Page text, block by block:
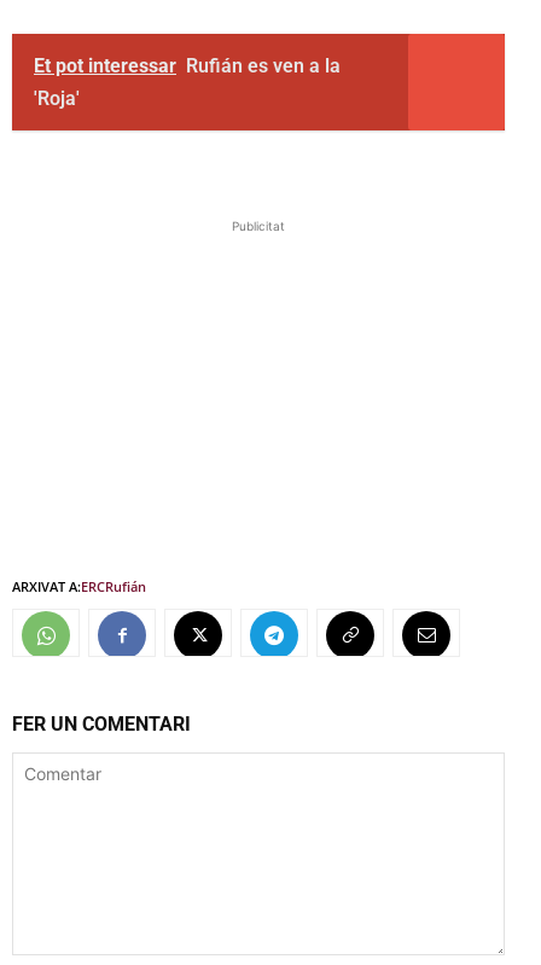
Et pot interessar Rufián es ven a la
'Roja'
Publicitat
ARXIVAT A:ERCRufián
FER UN COMENTARI